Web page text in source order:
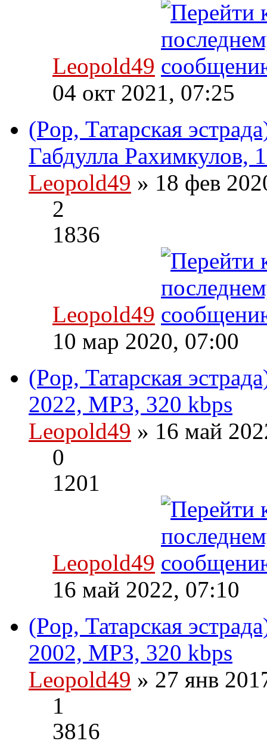
Leopold49
04 окт 2021, 07:25
(Pop, Татарская
Габдулла Рахимкулов,
Leopold49 » 18 фев
2
1836
Leopold49
10 мар 2020, 07:00
(Pop, Татарская
2022, MP3, 320 kbps
Leopold49 » 16 май
0
1201
Leopold49
16 май 2022, 07:10
(Pop, Татарская
2002, MP3, 320 kbps
Leopold49 » 27 янв
1
3816